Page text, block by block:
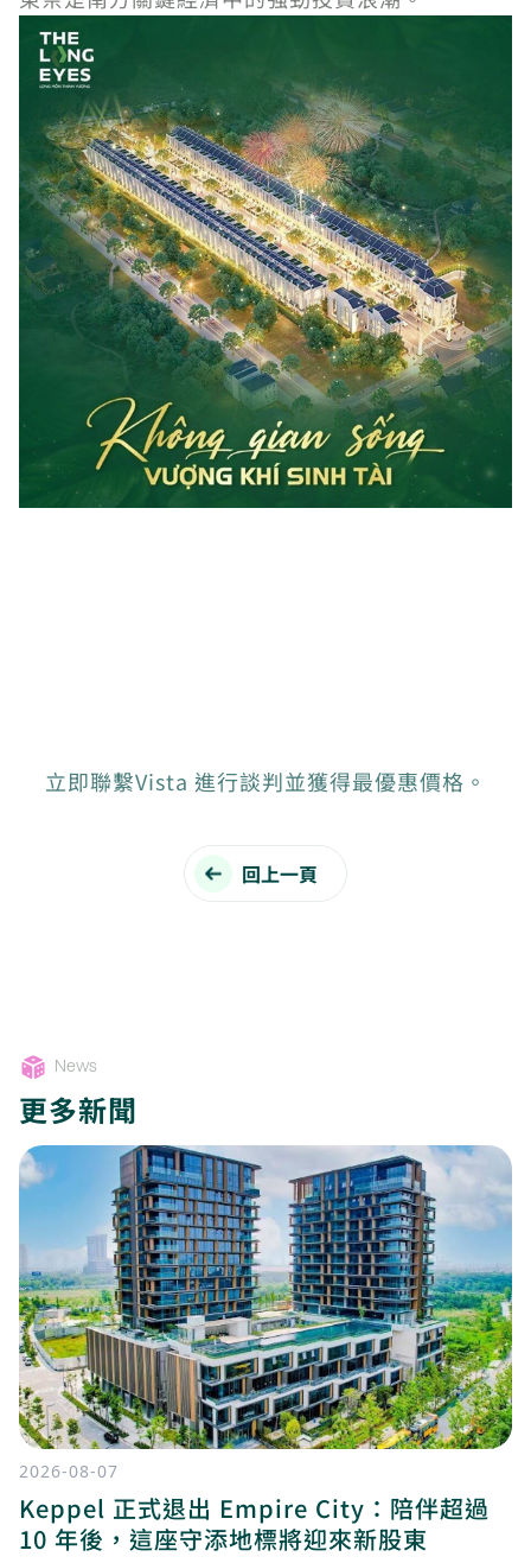
立即聯繫Vista 進行談判並獲得最優惠價格。
回上一頁
News
更多新聞
2026-08-07
Keppel 正式退出 Empire City：陪伴超過
10 年後，這座守添地標將迎來新股東